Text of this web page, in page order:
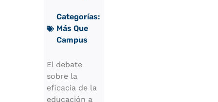
Categorías:
Más Que
Campus
El debate
sobre la
eficacia de la
educación a